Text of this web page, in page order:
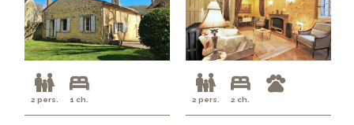
2 pers. 1 ch. 2 pers. 2 ch.